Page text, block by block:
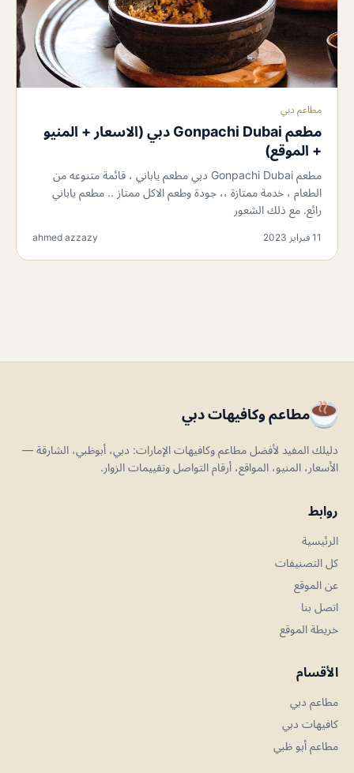
مطاعم دبي
مطعم Gonpachi Dubai دبي (الاسعار + المنيو
+ الموقع)
مطعم Gonpachi Dubai دبي مطعم ياباني ، قائمة متنوعه من
الطعام ، خدمة ممتازة ،، جودة وطعم الاكل ممتاز .. مطعم ياباني
رائع. مع ذلك الشعور
11 فبراير 2023 ahmed azzazy
مطاعم وكافيهات دبي
دليلك المفيد لأفضل مطاعم وكافيهات الإمارات: دبي، أبوظبي، الشارقة —
الأسعار، المنيو، المواقع، أرقام التواصل وتقييمات الزوار.
روابط
الرئيسية
كل التصنيفات
عن الموقع
اتصل بنا
خريطة الموقع
الأقسام
مطاعم دبي
كافيهات دبي
مطاعم أبو ظبي